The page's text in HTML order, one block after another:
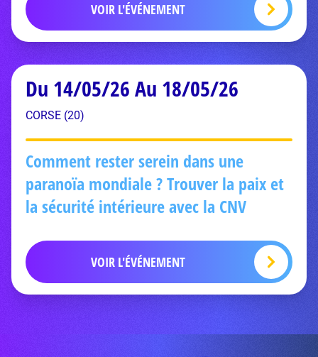
VOIR L'ÉVÉNEMENT
Du 14/05/26 Au 18/05/26
CORSE (20)
Comment rester serein dans une
paranoïa mondiale ? Trouver la paix et
la sécurité intérieure avec la CNV
VOIR L'ÉVÉNEMENT